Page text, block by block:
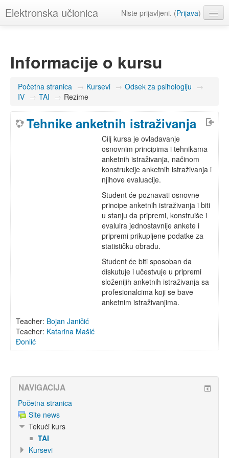
Elektronska učionica Niste prijavljeni. (Prijava)
Informacije o kursu
Početna stranica → Kursevi → Odsek za psihologiju →
IV → TAI → Rezime
Tehnike anketnih istraživanja
Cilj kursa je ovladavanje
osnovnim principima i tehnikama
anketnih istraživanja, načinom
konstrukcije anketnih istraživanja i
njihove evaluacije.
Student će poznavati osnovne
principe anketnih istraživanja i biti
u stanju da pripremi, konstruiše i
evaluira jednostavnije ankete i
pripremi prikupljene podatke za
statističku obradu.
Student će biti sposoban da
diskutuje i učestvuje u pripremi
složenijih anketnih istraživanja sa
profesionalcima koji se bave
anketnim istraživanjima.
Teacher: Bojan Janičić
Teacher: Katarina Mašić
Đonlić
NAVIGACIJA
Početna stranica
Site news
Tekući kurs
TAI
Kursevi